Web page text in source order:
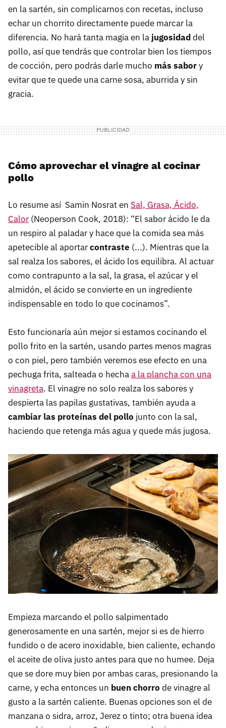
en la sartén, sin complicarnos con recetas, incluso
echar un chorrito directamente puede marcar la
diferencia. No hará tanta magia en la jugosidaddel
pollo, así que tendrás que controlar bien los tiempos
de cocción, pero podrás darle mucho más sabory
evitar que te quede una carne sosa, aburrida y sin
gracia.
Cómo aprovechar el vinagre al cocinar
pollo
Lo resume así Samin Nosrat en Sal, Grasa, Ácido,
Calor (Neoperson Cook, 2018): “El sabor ácido le da
un respiro al paladar y hace que la comida sea más
apetecible al aportarcontraste (...). Mientras que la
sal realza los sabores, el ácido los equilibra. Al actuar
como contrapunto a la sal, la grasa, el azúcar y el
almidón, el ácido se convierte en un ingrediente
indispensable en todo lo que cocinamos”.
Esto funcionaría aún mejor si estamos cocinando el
pollo frito en la sartén, usando partes menos magras
o con piel, pero también veremos ese efecto en una
pechuga frita, salteada o hechaa la plancha con una
vinagreta. El vinagre no solo realza los sabores y
despierta las papilas gustativas, también ayuda a
cambiar las proteínas del pollo junto con la sal,
haciendo que retenga más agua y quede más jugosa.
Empieza marcando el pollo salpimentado
generosamente en una sartén, mejor si es de hierro
fundido o de acero inoxidable, bien caliente, echando
el aceite de oliva justo antes para que no humee. Deja
que se dore muy bien por ambas caras, presionando la
carne, y echa entonces un buen chorro de vinagre al
gusto a la sartén caliente. Buenas opciones son el de
manzana o sidra, arroz, Jerez o tinto; otra buena idea